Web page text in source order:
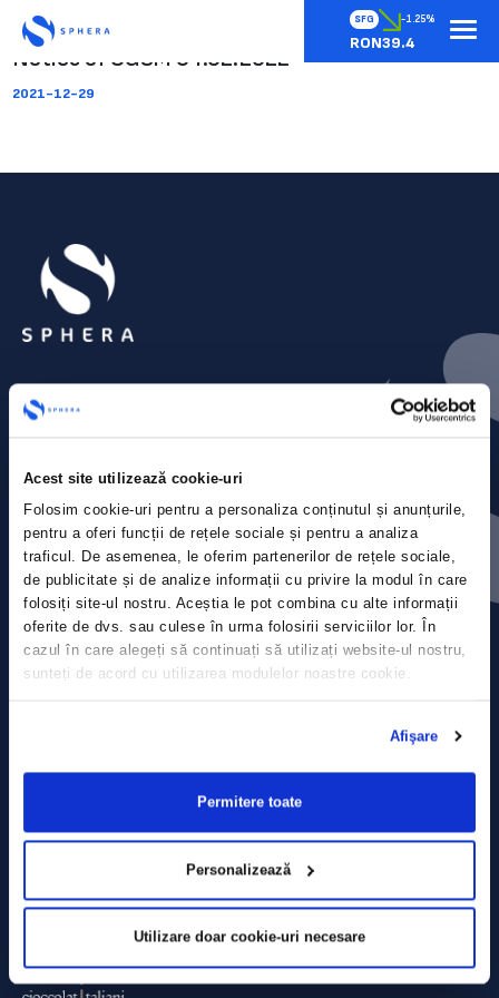
Acest site utilizează cookie-uri
Folosim cookie-uri pentru a personaliza conținutul și anunțurile,
pentru a oferi funcții de rețele sociale și pentru a analiza
traficul. De asemenea, le oferim partenerilor de rețele sociale,
de publicitate și de analize informații cu privire la modul în care
folosiți site-ul nostru. Aceștia le pot combina cu alte informații
oferite de dvs. sau culese în urma folosirii serviciilor lor. În
cazul în care alegeți să continuați să utilizați website-ul nostru,
sunteți de acord cu utilizarea modulelor noastre cookie.
Afişare
Permitere toate
Personalizează
Utilizare doar cookie-uri necesare
SFG -1.25%
RON39.4
Notice of OGSM 04.02.2022
2021-12-29
Press releases
Privacy Policy
Contact
Data Processing policy